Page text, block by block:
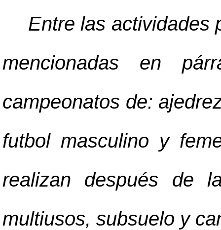
Entre las actividades
mencionadas en
campeonatos de:
futbol masculino y
realizan después de
multiusos, subsuelo y